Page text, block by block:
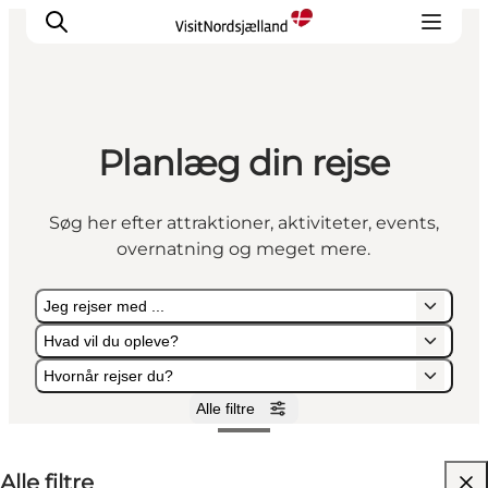
Highlights
Oplev
Det Sker
Byer
Planlæg ferien
Planlæg din rejse
Søg her efter attraktioner, aktiviteter, events,
overnatning og meget mere.
Jeg rejser med ...
Hvad vil du opleve?
Hvornår rejser du?
Alle filtre
Jeg rejser med ...
Hvad vil du opleve?
Hvornår rejser du?
Alle filtre